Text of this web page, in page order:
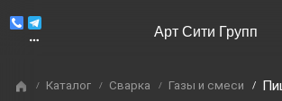
Каталог Сварка Газы и смеси
Арт Сити Групп